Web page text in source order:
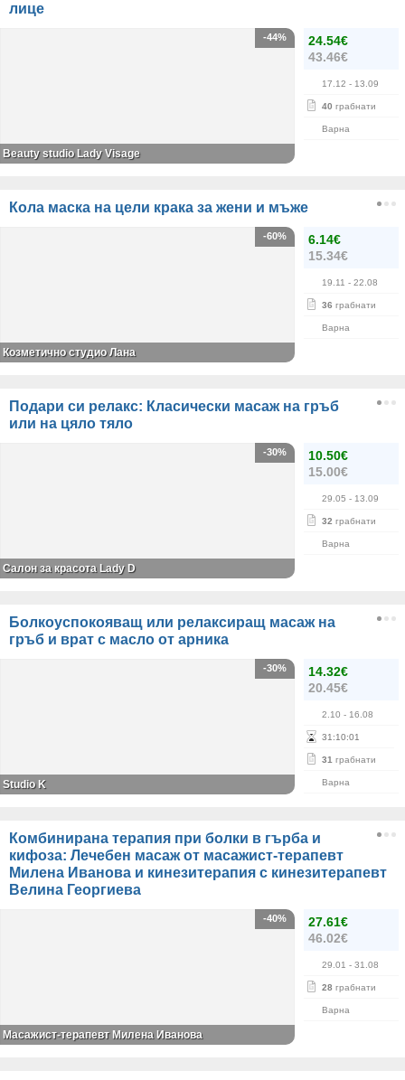
лице
24.54€
43.46€
17.12 - 13.09
40 грабнати
Варна
-44%
Beauty studio Lady Visage
Кола маска на цели крака за жени и мъже
6.14€
15.34€
19.11 - 22.08
36 грабнати
Варна
-60%
Козметично студио Лана
Подари си релакс: Класически масаж на гръб
или на цяло тяло
10.50€
15.00€
29.05 - 13.09
32 грабнати
Варна
-30%
Салон за красота Lady D
Болкоуспокояващ или релаксиращ масаж на
гръб и врат с масло от арника
14.32€
20.45€
2.10 - 16.08
31 :10:01
31 грабнати
Варна
-30%
Studio K
Комбинирана терапия при болки в гърба и
кифоза: Лечебен масаж от масажист-терапевт
Милена Иванова и кинезитерапия с кинезитерапевт
Велина Георгиева
27.61€
46.02€
29.01 - 31.08
28 грабнати
Варна
-40%
Масажист-терапевт Милена Иванова